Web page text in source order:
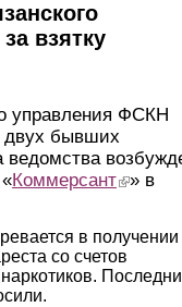
взятку
управления ФСКН
двух бывших
ведомства
Коммерсант(link is
» в
в получении
со счетов